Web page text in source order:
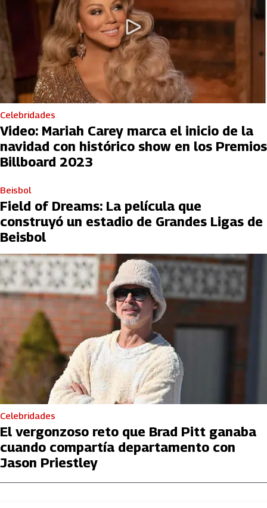
Celebridades
Video: Mariah Carey marca el inicio de la
navidad con histórico show en los Premios
Billboard 2023
Beisbol
Field of Dreams: La película que
construyó un estadio de Grandes Ligas de
Beisbol
Celebridades
El vergonzoso reto que Brad Pitt ganaba
cuando compartía departamento con
Jason Priestley